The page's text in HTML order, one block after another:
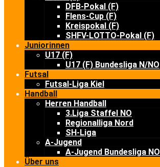
DFB-Pokal (F)
Flens-Cup (F)
Kreispokal (F)
SHFV-LOTTO-Pokal (F)
Juniorinnen
U17 (F)
U17 (F) Bundesliga N/NO
Futsal
Futsal-Liga Kiel
Handball
Herren Handball
3.Liga Staffel NO
Regionalliga Nord
SH-Liga
A-Jugend
A-Jugend Bundesliga NO
Über uns